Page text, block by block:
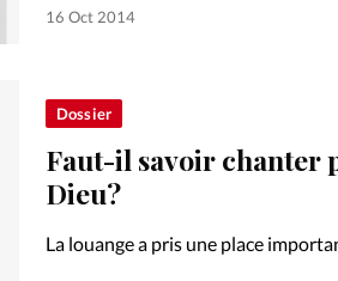
16 Oct 2014
Dossier
Faut-il savoir chanter
Dieu?
La louange a pris une place